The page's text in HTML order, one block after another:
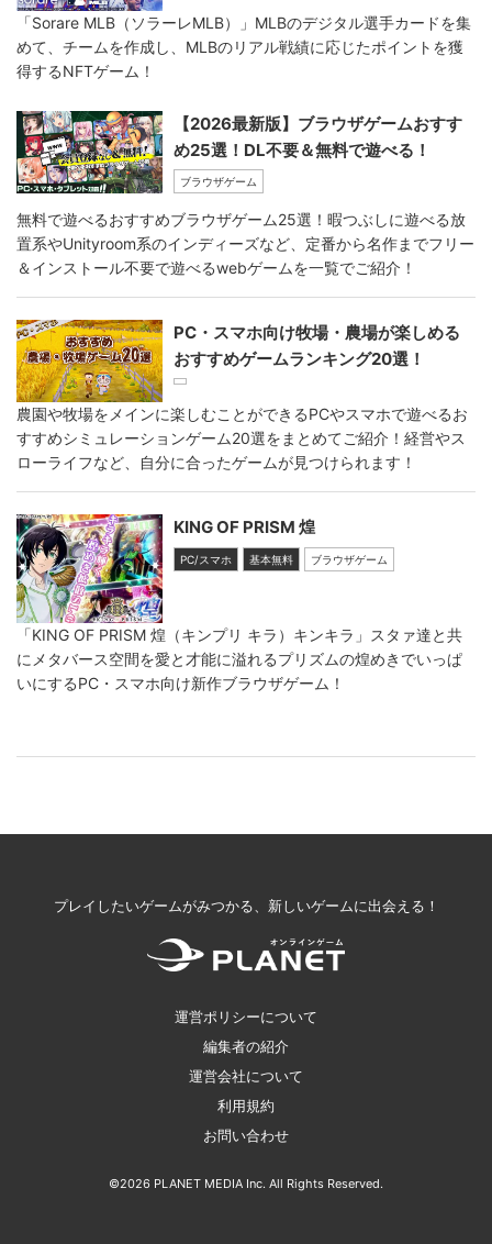
「Sorare MLB（ソラーレMLB）」MLBのデジタル選手カードを集
めて、チームを作成し、MLBのリアル戦績に応じたポイントを獲
得するNFTゲーム！
【2026最新版】ブラウザゲームおすす
め25選！DL不要＆無料で遊べる！
ブラウザゲーム
無料で遊べるおすすめブラウザゲーム25選！暇つぶしに遊べる放
置系やUnityroom系のインディーズなど、定番から名作までフリー
＆インストール不要で遊べるwebゲームを一覧でご紹介！
PC・スマホ向け牧場・農場が楽しめる
おすすめゲームランキング20選！
農園や牧場をメインに楽しむことができるPCやスマホで遊べるお
すすめシミュレーションゲーム20選をまとめてご紹介！経営やス
ローライフなど、自分に合ったゲームが見つけられます！
KING OF PRISM 煌
PC/スマホ 基本無料 ブラウザゲーム
「KING OF PRISM 煌（キンプリ キラ）キンキラ」スタァ達と共
にメタバース空間を愛と才能に溢れるプリズムの煌めきでいっぱ
いにするPC・スマホ向け新作ブラウザゲーム！
プレイしたいゲームがみつかる、新しいゲームに出会える！
運営ポリシーについて
編集者の紹介
運営会社について
利用規約
お問い合わせ
©2026 PLANET MEDIA Inc. All Rights Reserved.